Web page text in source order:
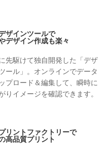
ザインツールで
デザイン作成も楽々
先駆けて独自開発した「デザ
ール」。オンラインでデータ
プロード＆編集して、瞬時に
りイメージを確認できます。
リントファクトリーで
高品質プリント